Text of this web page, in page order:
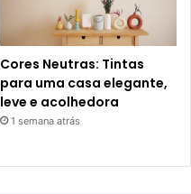
Cores Neutras: Tintas
para uma casa elegante,
leve e acolhedora
1 semana atrás